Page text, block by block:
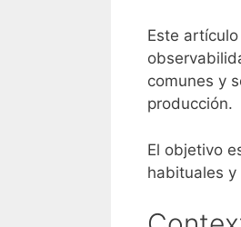
Este
comunes y
producción.
El objetivo
habituales